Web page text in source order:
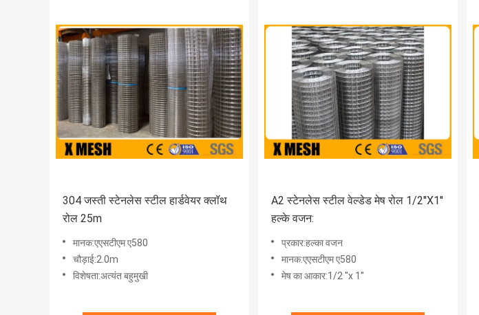
304 जस्ती स्टेनलेस स्टील हार्डवेयर क्लॉथ
रोल 25m
मानक:एएसटीएम ए580
चौड़ाई:2.0m
विशेषता:अत्यंत बहुमुखी
A2 स्टेनलेस स्टील वेल्डेड मेष रोल 1/2''X1''
हल्के वजन:
प्रकार:हल्का वजन
मानक:एएसटीएम ए580
मेष का आकार:1/2 ''x 1''